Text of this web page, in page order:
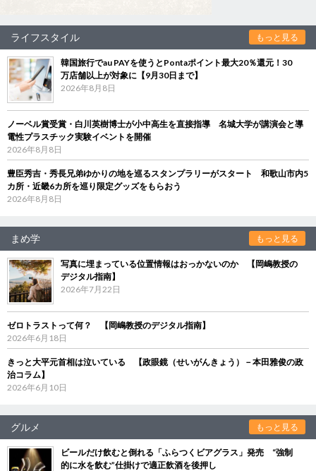
ライフスタイル もっと見る
韓国旅行でau PAYを使うとPontaポイント最大20％還元！30
万店舗以上が対象に【9月30日まで】
2026年8月8日
ノーベル賞受賞・白川英樹博士が小中高生を直接指導 名城大学が講演会と導
電性プラスチック実験イベントを開催
2026年8月8日
豊臣秀吉・秀長兄弟ゆかりの地を巡るスタンプラリーがスタート 和歌山市内5
カ所・近畿6カ所を巡り限定グッズをもらおう
2026年8月8日
まめ学 もっと見る
写真に埋まっている位置情報はおっかないのか 【岡嶋教授の
デジタル指南】
2026年7月22日
ゼロトラストって何？ 【岡嶋教授のデジタル指南】
2026年6月18日
きっと大平元首相は泣いている 【政眼鏡（せいがんきょう）－本田雅俊の政
治コラム】
2026年6月10日
グルメ もっと見る
ビールだけ飲むと倒れる「ふらつくビアグラス」発売 “強制
的に水を飲む”仕掛けで適正飲酒を後押し